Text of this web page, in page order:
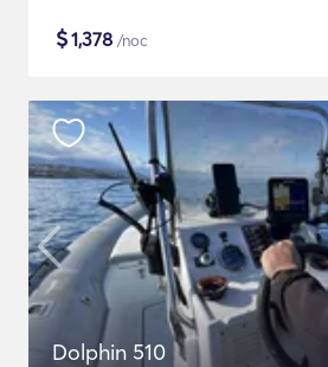
$1,378 /noc
Dolphin 510